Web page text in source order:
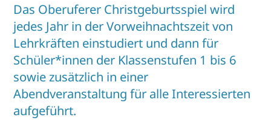
Das Oberuferer Christgeburtsspiel wird
jedes Jahr in der Vorweihnachtszeit von
Lehrkräften einstudiert und dann für
Schüler*innen der Klassenstufen 1 bis 6
sowie zusätzlich in einer
Abendveranstaltung für alle Interessierten
aufgeführt.